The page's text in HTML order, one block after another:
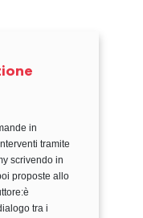
in
tramite
scrivendo in
proposte allo
tra i